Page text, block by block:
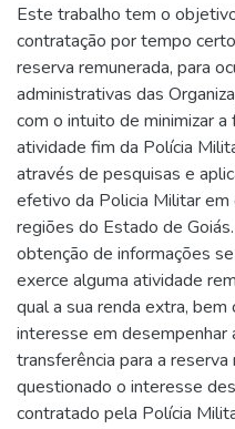
Este trabalho tem o
contratação por tempo
reserva remunerada, para
administrativas das
com o intuito de minimizar
atividade fim da Polícia
através de pesquisas e
efetivo da Policia Militar
regiões do Estado de
obtenção de informações
exerce alguma atividade
qual a sua renda extra,
interesse em desempenhar
transferência para a
questionado o interesse
contratado pela Polícia